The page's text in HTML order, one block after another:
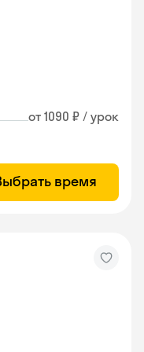
от 1090 ₽ / урок
время